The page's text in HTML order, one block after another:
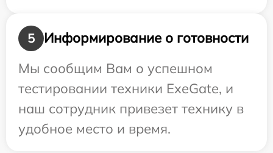
5
Информирование о готовности
Мы сообщим Вам о успешном
тестировании техники ExeGate, и
наш сотрудник привезет технику в
удобное место и время.